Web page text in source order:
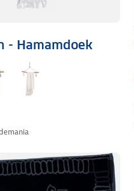
- Hamamdoek